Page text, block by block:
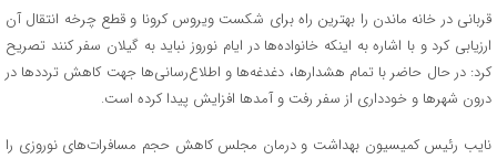
قربانی در خانه‌ ماندن را بهترین راه برای شکست ویروس کرونا و قطع چرخه انتقال آن
ارزیابی کرد و با اشاره به اینکه خانواده‌ها در ایام نوروز نباید به گیلان سفر کنند تصریح
کرد: در حال حاضر با تمام هشدارها، دغدغه‌ها و اطلاع‌رسانی‌ها جهت کاهش ترددها در
درون شهرها و خودداری از سفر رفت و آمدها افزایش پیدا کرده است.
نایب رئیس کمیسیون بهداشت و درمان مجلس کاهش حجم مسافرات‌های نوروزی را